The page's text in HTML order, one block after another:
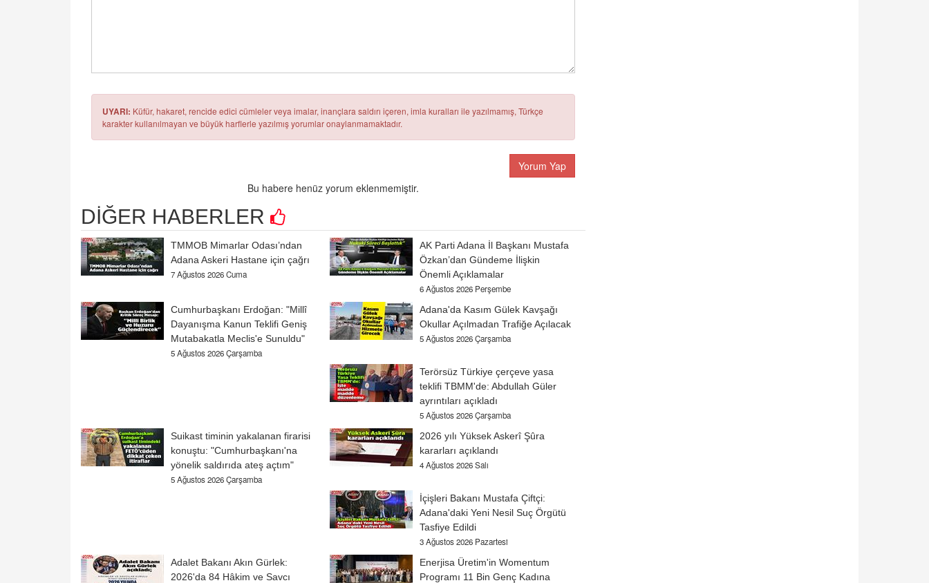
UYARI: Küfür, hakaret, rencide edici cümleler veya imalar, inançlara saldırı içeren, imla kuralları ile yazılmamış, Türkçe
karakter kullanılmayan ve büyük harflerle yazılmış yorumlar onaylanmamaktadır.
Yorum Yap
Bu habere henüz yorum eklenmemiştir.
DİĞER HABERLER
TMMOB Mimarlar Odası’ndan
Adana Askeri Hastane için çağrı
7 Ağustos 2026 Cuma
AK Parti Adana İl Başkanı Mustafa
Özkan’dan Gündeme İlişkin
Önemli Açıklamalar
6 Ağustos 2026 Perşembe
Cumhurbaşkanı Erdoğan: "Millî
Dayanışma Kanun Teklifi Geniş
Mutabakatla Meclis'e Sunuldu"
5 Ağustos 2026 Çarşamba
Adana'da Kasım Gülek Kavşağı
Okullar Açılmadan Trafiğe Açılacak
5 Ağustos 2026 Çarşamba
Terörsüz Türkiye çerçeve yasa
teklifi TBMM'de: Abdullah Güler
ayrıntıları açıkladı
5 Ağustos 2026 Çarşamba
Suikast timinin yakalanan firarisi
konuştu: "Cumhurbaşkanı'na
yönelik saldırıda ateş açtım"
5 Ağustos 2026 Çarşamba
2026 yılı Yüksek Askerî Şûra
kararları açıklandı
4 Ağustos 2026 Salı
İçişleri Bakanı Mustafa Çiftçi:
Adana'daki Yeni Nesil Suç Örgütü
Tasfiye Edildi
3 Ağustos 2026 Pazartesi
Adalet Bakanı Akın Gürlek:
2026'da 84 Hâkim ve Savcı
Enerjisa Üretim'in Womentum
Programı 11 Bin Genç Kadına